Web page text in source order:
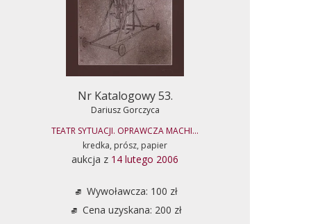
Nr Katalogowy 53.
Dariusz Gorczyca
TEATR SYTUACJI. OPRAWCZA MACHI...
kredka, prósz, papier
aukcja z 14 lutego 2006
Wywoławcza: 100 zł
Cena uzyskana: 200 zł